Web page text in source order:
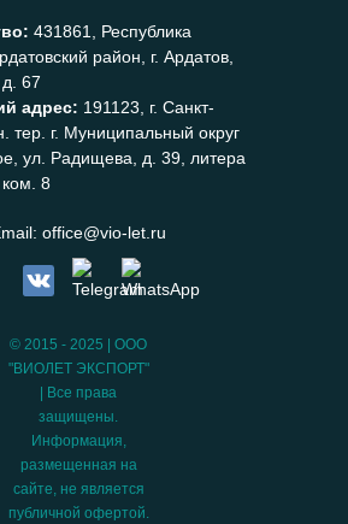
431861, Республика
район, г. Ардатов,
67
адрес: 191123, г. Санкт-
тер. г. Муниципальный округ
ул. Радищева, д. 39, литера
8
office@vio-let.ru
© 2015 - 2025 | ООО
"ВИОЛЕТ ЭКСПОРТ"
| Все права
защищены.
Информация,
размещенная на
сайте, не является
публичной офертой.